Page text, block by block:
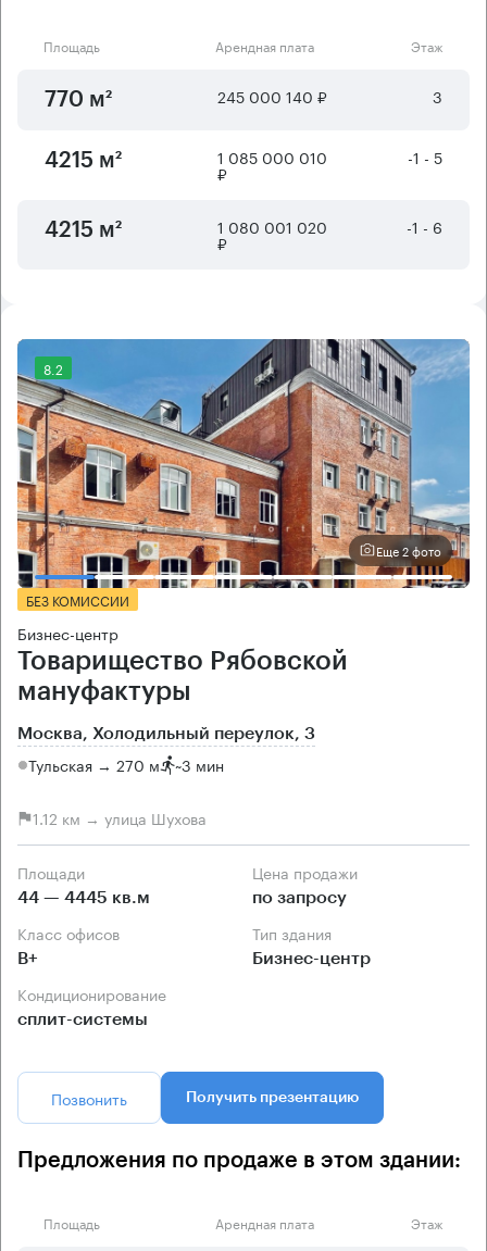
Площадь Арендная плата Этаж
770 м² 245 000 140 ₽ 3
4215 м² 1 085 000 010
₽
-1 - 5
4215 м² 1 080 001 020
₽
-1 - 6
8.2
Еще 2 фото
БЕЗ КОМИССИИ
Бизнес-центр
Товарищество Рябовской
мануфактуры
Москва, Холодильный переулок, 3
Тульская → 270 м ~3 мин
1.12 км → улица Шухова
Площади
44 — 4445 кв.м
Цена продажи
по запросу
Класс офисов
B+
Тип здания
Бизнес-центр
Кондиционирование
сплит-системы
Позвонить Получить презентацию
Предложения по продаже в этом здании:
Площадь Арендная плата Этаж